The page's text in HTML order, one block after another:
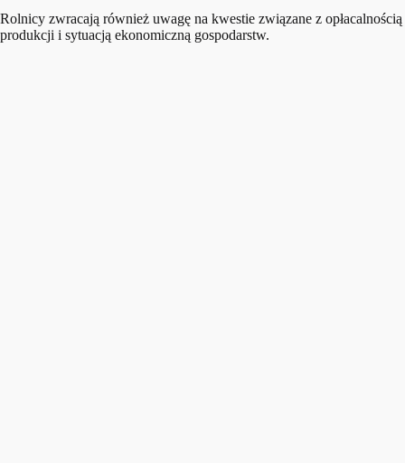
Rolnicy zwracają również uwagę na kwestie związane z opłacalnością
produkcji i sytuacją ekonomiczną gospodarstw.